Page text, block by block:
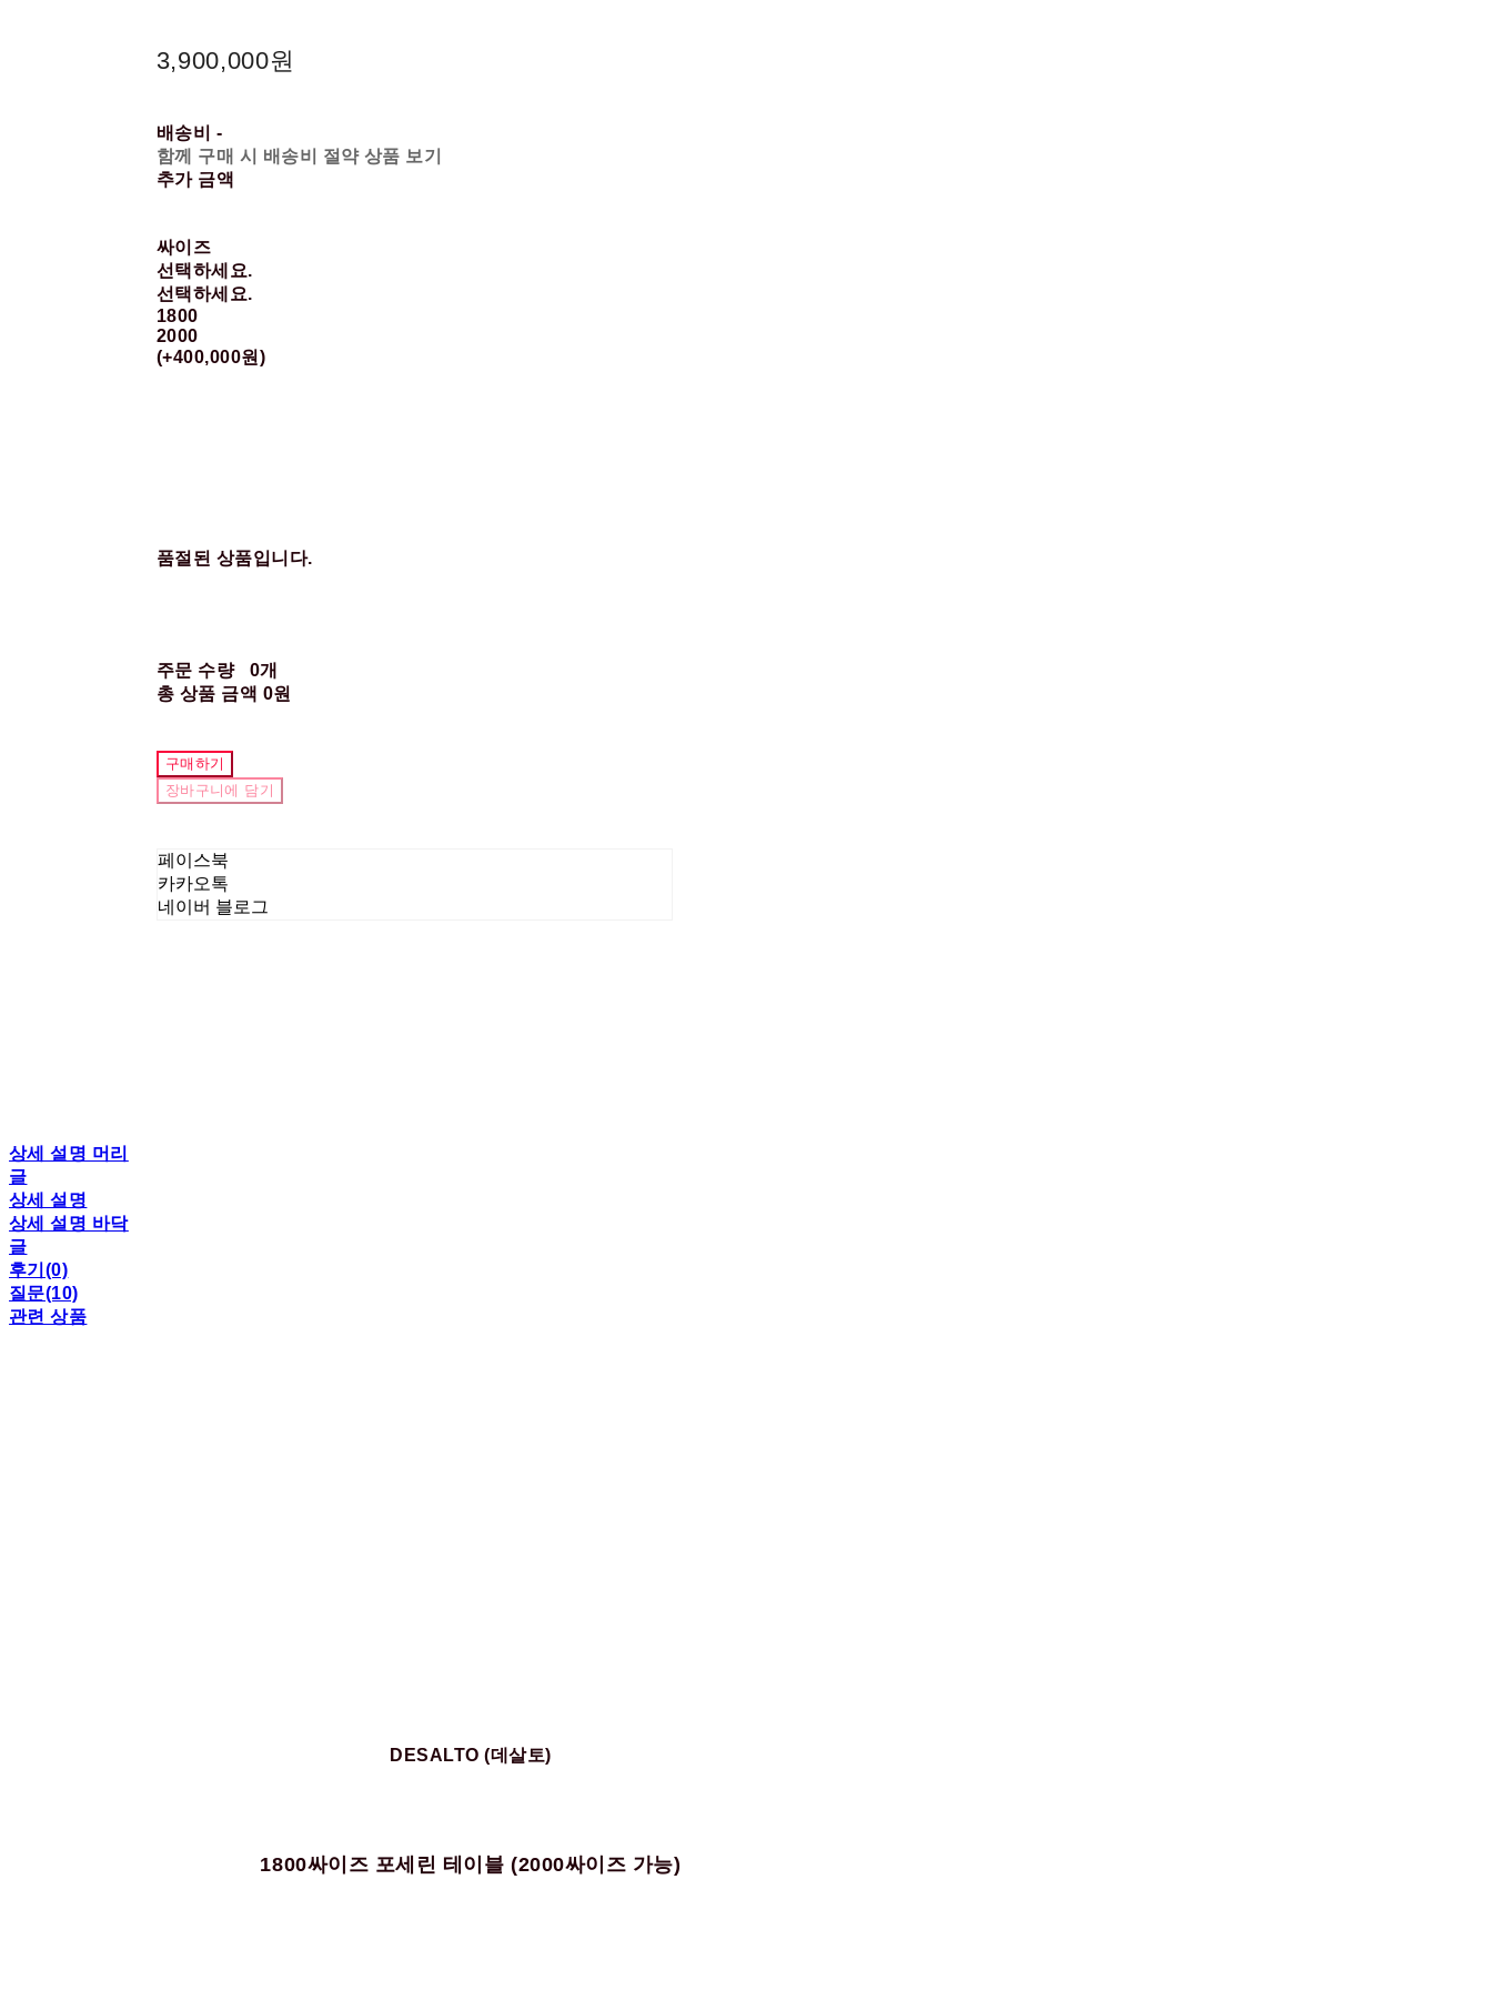
3,900,000원
배송비 -
함께 구매 시 배송비 절약 상품 보기
추가 금액
싸이즈
선택하세요.
선택하세요.
1800
2000
(+400,000원)
품절된 상품입니다.
주문 수량
0개
총 상품 금액 0원
구매하기
장바구니에 담기
페이스북
카카오톡
네이버 블로그
상세 설명 머리
글
상세 설명
상세 설명 바닥
글
후기(0)
질문(10)
관련 상품
DESALTO (데살토)
1800싸이즈 포세린 테이블 (2000싸이즈 가능)